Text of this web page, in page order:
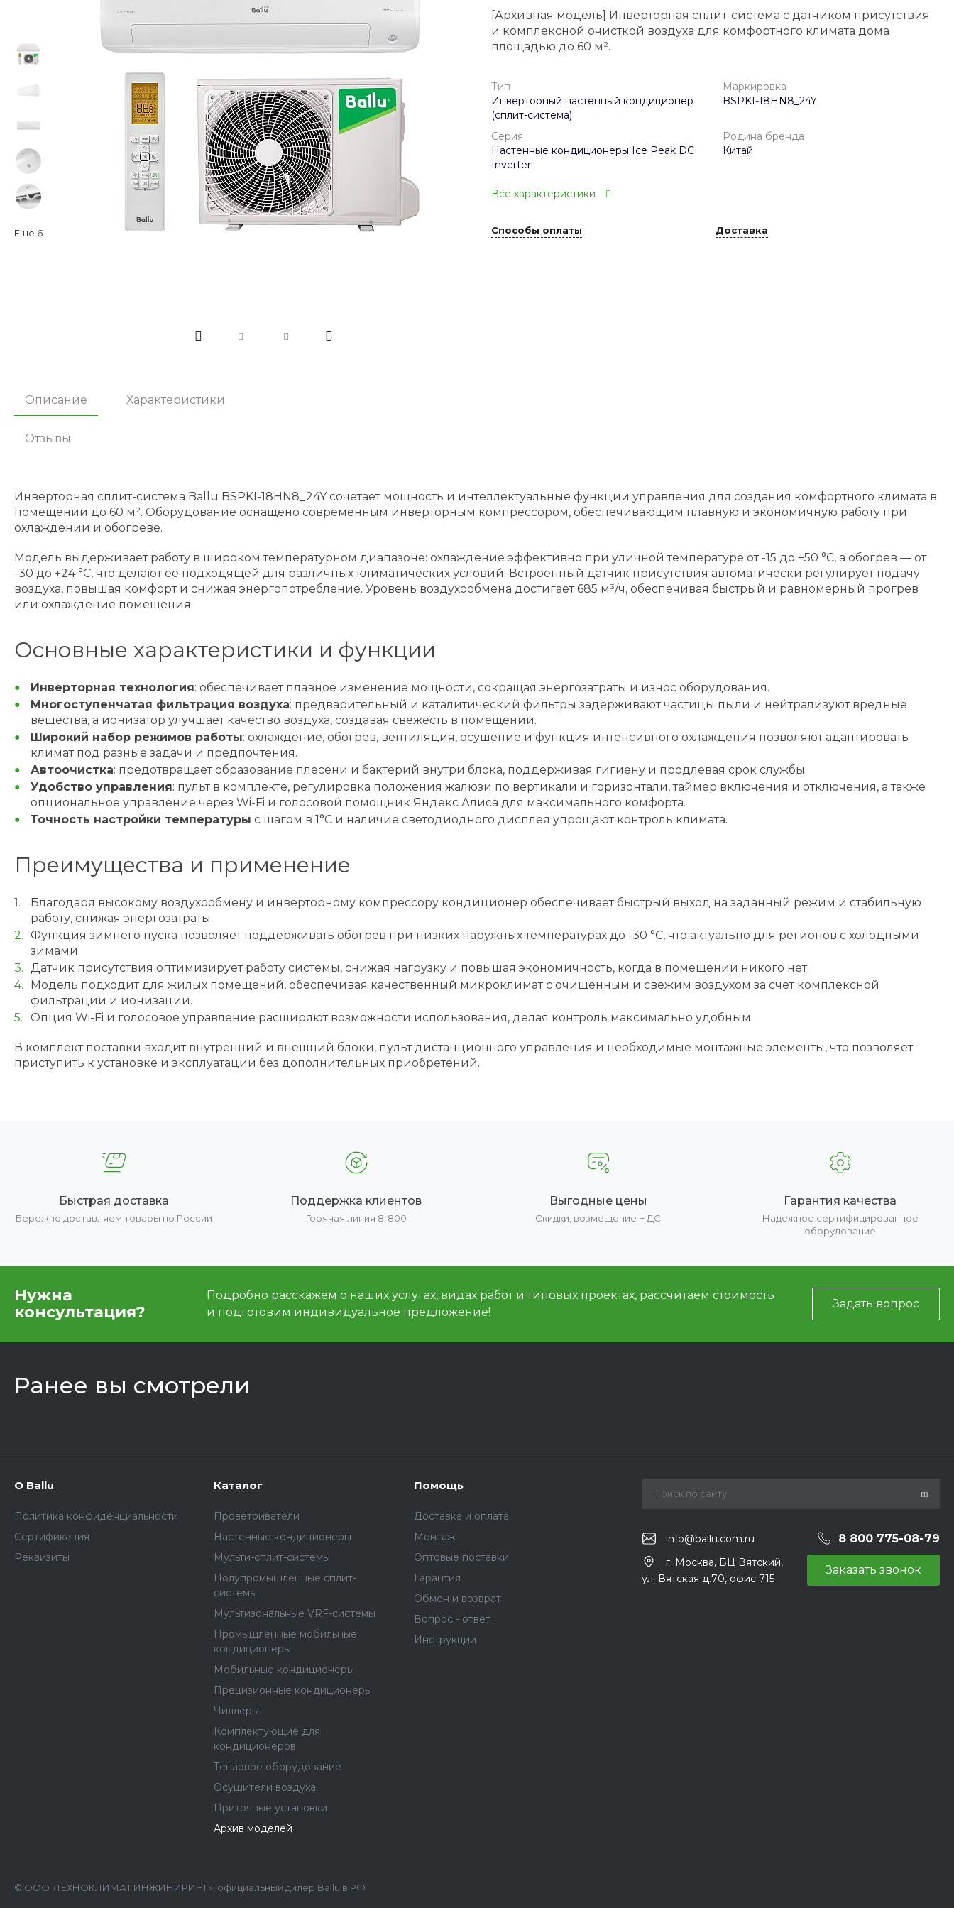
Еще 6
[Архивная модель] Инверторная сплит-система с датчиком присутствия
и комплексной очисткой воздуха для комфортного климата дома
площадью до 60 м².
Тип
Инверторный настенный кондиционер
(сплит-система)
Маркировка
BSPKI-18HN8_24Y
Серия
Настенные кондиционеры Ice Peak DС
Inverter
Родина бренда
Китай
Все характеристики
Способы оплаты Доставка
Описание Характеристики
Отзывы
Инверторная сплит-система Ballu BSPKI-18HN8_24Y сочетает мощность и интеллектуальные функции управления для создания комфортного климата в
помещении до 60 м². Оборудование оснащено современным инверторным компрессором, обеспечивающим плавную и экономичную работу при
охлаждении и обогреве.
Модель выдерживает работу в широком температурном диапазоне: охлаждение эффективно при уличной температуре от -15 до +50 °C, а обогрев — от
-30 до +24 °C, что делают её подходящей для различных климатических условий. Встроенный датчик присутствия автоматически регулирует подачу
воздуха, повышая комфорт и снижая энергопотребление. Уровень воздухообмена достигает 685 м³/ч, обеспечивая быстрый и равномерный прогрев
или охлаждение помещения.
Основные характеристики и функции
Инверторная технология: обеспечивает плавное изменение мощности, сокращая энергозатраты и износ оборудования.
Многоступенчатая фильтрация воздуха: предварительный и каталитический фильтры задерживают частицы пыли и нейтрализуют вредные
вещества, а ионизатор улучшает качество воздуха, создавая свежесть в помещении.
Широкий набор режимов работы: охлаждение, обогрев, вентиляция, осушение и функция интенсивного охлаждения позволяют адаптировать
климат под разные задачи и предпочтения.
Автоочистка: предотвращает образование плесени и бактерий внутри блока, поддерживая гигиену и продлевая срок службы.
Удобство управления: пульт в комплекте, регулировка положения жалюзи по вертикали и горизонтали, таймер включения и отключения, а также
опциональное управление через Wi-Fi и голосовой помощник Яндекс Алиса для максимального комфорта.
Точность настройки температуры с шагом в 1°С и наличие светодиодного дисплея упрощают контроль климата.
Преимущества и применение
Благодаря высокому воздухообмену и инверторному компрессору кондиционер обеспечивает быстрый выход на заданный режим и стабильную
работу, снижая энергозатраты.
Функция зимнего пуска позволяет поддерживать обогрев при низких наружных температурах до -30 °C, что актуально для регионов с холодными
зимами.
Датчик присутствия оптимизирует работу системы, снижая нагрузку и повышая экономичность, когда в помещении никого нет.
Модель подходит для жилых помещений, обеспечивая качественный микроклимат с очищенным и свежим воздухом за счет комплексной
фильтрации и ионизации.
Опция Wi-Fi и голосовое управление расширяют возможности использования, делая контроль максимально удобным.
В комплект поставки входит внутренний и внешний блоки, пульт дистанционного управления и необходимые монтажные элементы, что позволяет
приступить к установке и эксплуатации без дополнительных приобретений.
Быстрая доставка
Бережно доставляем товары по России
Поддержка клиентов
Горячая линия 8-800
Выгодные цены
Скидки, возмещение НДС
Гарантия качества
Надежное сертифицированное
оборудование
Нужна
консультация?
Подробно расскажем о наших услугах, видах работ и типовых проектах, рассчитаем стоимость
и подготовим индивидуальное предложение!
Задать вопрос
Ранее вы смотрели
О Ballu
Политика конфиденциальности
Сертификация
Реквизиты
Каталог
Проветриватели
Настенные кондиционеры
Мульти-сплит-системы
Полупромышленные сплит-
системы
Мультизональные VRF-системы
Промышленные мобильные
кондиционеры
Мобильные кондиционеры
Прецизионные кондиционеры
Чиллеры
Комплектующие для
кондиционеров
Тепловое оборудование
Осушители воздуха
Приточные установки
Архив моделей
Помощь
Доставка и оплата
Монтаж
Оптовые поставки
Гарантия
Обмен и возврат
Вопрос - ответ
Инструкции
info@ballu.com.ru 8 800 775-08-79
г. Москва, БЦ Вятский,
ул. Вятская д.70, офис 715
Заказать звонок
© ООО «ТЕХНОКЛИМАТ ИНЖИНИРИНГ», официальный дилер Ballu в РФ